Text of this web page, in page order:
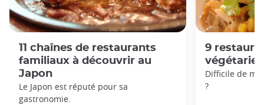
11 chaînes de restaurants
familiaux à découvrir au
Japon
Le Japon est réputé pour sa
gastronomie.
9
Difficile de
?